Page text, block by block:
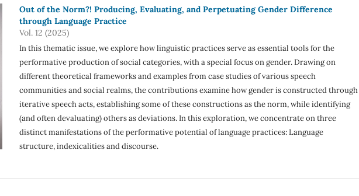
Out of the Norm?! Producing, Evaluating, and Perpetuating Gender Difference
through Language Practice
Vol. 12 (2025)
In this thematic issue, we explore how linguistic practices serve as essential tools for the
performative production of social categories, with a special focus on gender. Drawing on
different theoretical frameworks and examples from case studies of various speech
communities and social realms, the contributions examine how gender is constructed through
iterative speech acts, establishing some of these constructions as the norm, while identifying
(and often devaluating) others as deviations. In this exploration, we concentrate on three
distinct manifestations of the performative potential of language practices: Language
structure, indexicalities and discourse.